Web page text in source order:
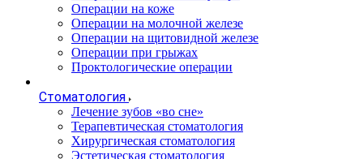
Операции на коже
Операции на молочной железе
Операции на щитовидной железе
Операции при грыжах
Проктологические операции
Стоматология
Лечение зубов «во сне»
Терапевтическая стоматология
Хирургическая стоматология
Эстетическая стоматология